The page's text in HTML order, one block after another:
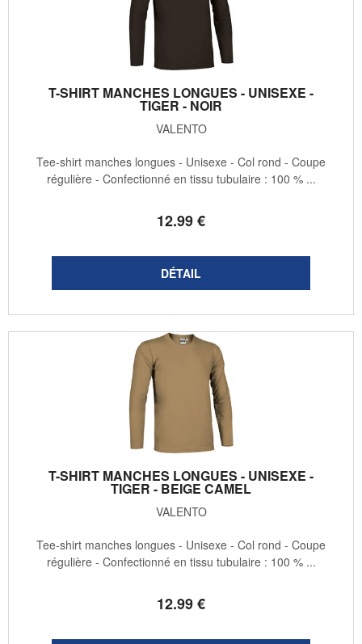
T-SHIRT MANCHES LONGUES - UNISEXE -
TIGER - NOIR
VALENTO
12.99€
Tee-shirt manches longues - Unisexe - Col rond - Coupe
régulière - Confectionné en tissu tubulaire : 100 % ...
T-SHIRT MANCHES LONGUES - UNISEXE -
TIGER - BEIGE CAMEL
VALENTO
12.99€
Tee-shirt manches longues - Unisexe - Col rond - Coupe
régulière - Confectionné en tissu tubulaire : 100 % ...